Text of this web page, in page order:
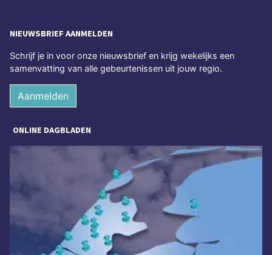
NIEUWSBRIEF AANMELDEN
Schrijf je in voor onze nieuwsbrief en krijg wekelijks een
samenvatting van alle gebeurtenissen uit jouw regio.
Aanmelden
ONLINE DAGBLADEN